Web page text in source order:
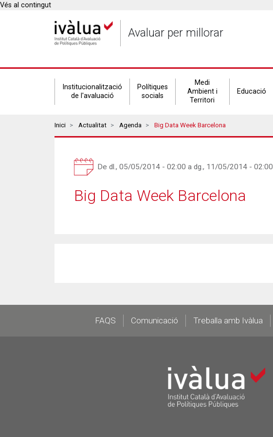
Vés al contingut
Avaluar per millorar
Secondary
navigation
Institucionalització
de l'avaluació
Polítiques
socials
Medi
Ambient i
Territori
Educació
Breadcrumbs
Inici Actualitat Agenda Big Data Week Barcelona
De dl., 05/05/2014 - 02:00 a dg., 11/05/2014 - 02:00
Big Data Week Barcelona
FooterFAQS Comunicació Treballa amb Ivàlua